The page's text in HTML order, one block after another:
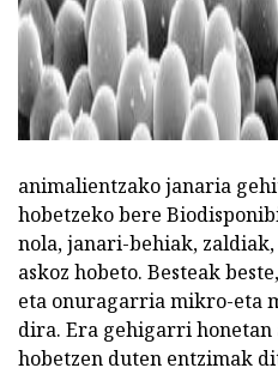
animalientzako janaria
hobetzeko bere
nola, janari-behiak, zaldiak,
askoz hobeto. Besteak
eta onuragarria mikro-eta
dira. Era gehigarri
hobetzen duten entzimak